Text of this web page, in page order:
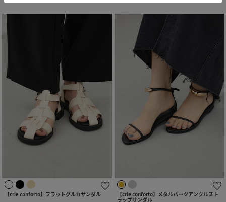
【crie conforto】フラットグルカサンダル
【crie conforto】メタルパーツアンクルスト
ラップサンダル